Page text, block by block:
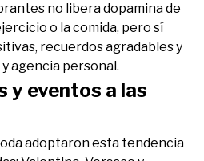
no libera dopamina de
o la comida, pero sí
recuerdos agradables y
agencia personal.
y eventos a las
adoptaron esta tendencia